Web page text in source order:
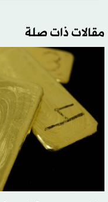
مقالات ذات صلة